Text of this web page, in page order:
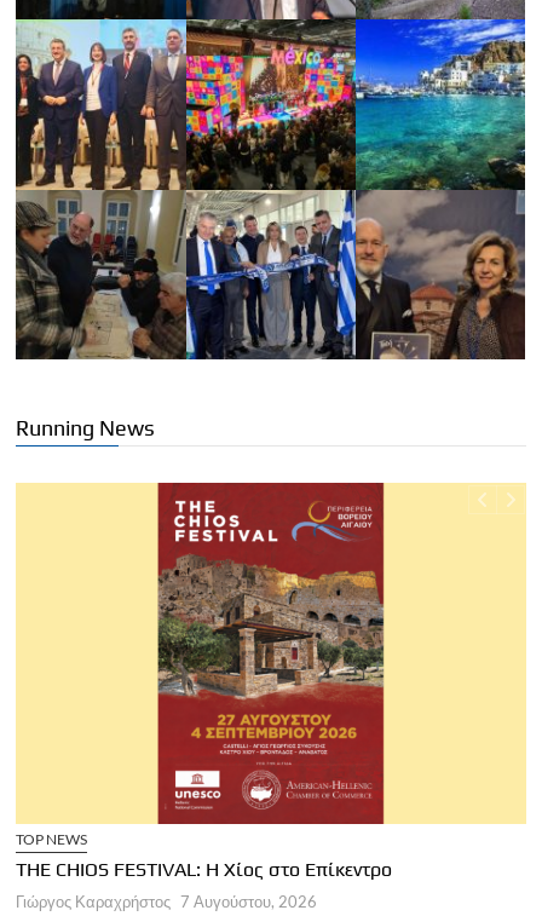
Running News
TOP NEWS
THE CHIOS FESTIVAL: Η Χίος στο Επίκεντρο
Γιώργος Καραχρήστος 7 Αυγούστου, 2026